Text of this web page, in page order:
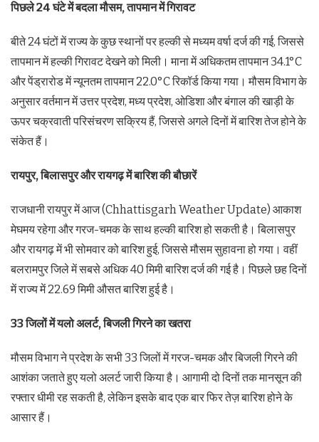
पिछले 24 घंटे में बदला मौसम, तापमान में गिरावट
बीते 24 घंटों में राज्य के कुछ स्थानों पर हल्की से मध्यम वर्षा दर्ज की गई, जिससे
तापमान में हल्की गिरावट देखने को मिली। माना में अधिकतम तापमान 34.1°C
और पेंड्रारोड में न्यूनतम तापमान 22.0°C रिकॉर्ड किया गया। मौसम विभाग के
अनुसार वर्तमान में उत्तर प्रदेश, मध्य प्रदेश, ओडिशा और बंगाल की खाड़ी के
ऊपर चक्रवाती परिसंचरण सक्रिय हैं, जिससे अगले दिनों में बारिश तेज होने के
संकेत हैं।
रायपुर, बिलासपुर और रायगढ़ में बारिश की बौछारें
राजधानी रायपुर में आज (Chhattisgarh Weather Update) आकाश
मेघमय रहेगा और गरज-चमक के साथ हल्की बारिश हो सकती है। बिलासपुर
और रायगढ़ में भी सोमवार को बारिश हुई, जिससे मौसम सुहावना हो गया। वहीं
बलरामपुर जिले में सबसे अधिक 40 मिमी बारिश दर्ज की गई है। पिछले छह दिनों
में राज्य में 22.69 मिमी औसत बारिश हुई है।
33 जिलों में यलो अलर्ट, बिजली गिरने का खतरा
मौसम विभाग ने प्रदेश के सभी 33 जिलों में गरज-चमक और बिजली गिरने की
आशंका जताते हुए यलो अलर्ट जारी किया है। आगामी दो दिनों तक मानसून की
रफ्तार धीमी रह सकती है, लेकिन इसके बाद एक बार फिर तेज़ बारिश होने के
आसार हैं।